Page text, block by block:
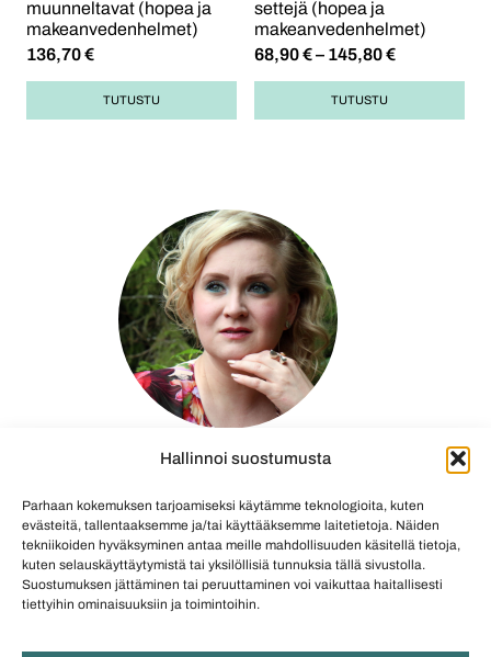
Hallinnoi suostumusta
Parhaan kokemuksen tarjoamiseksi käytämme teknologioita, kuten
evästeitä, tallentaaksemme ja/tai käyttääksemme laitetietoja. Näiden
tekniikoiden hyväksyminen antaa meille mahdollisuuden käsitellä tietoja,
kuten selauskäyttäytymistä tai yksilöllisiä tunnuksia tällä sivustolla.
Suostumuksen jättäminen tai peruuttaminen voi vaikuttaa haitallisesti
tiettyihin ominaisuuksiin ja toimintoihin.
muunneltavat (hopea ja
makeanvedenhelmet)
136,70€
TUTUSTU
settejä (hopea ja
makeanvedenhelmet)
68,90€– 145,80€
TUTUSTU
Johanna Lundán
jonka rakkaus kotimaisiin koruihin on synnyttänyt
myös Vuoden koru -kilpailun. Johanna on toiminut
yrittäjänä vuodesta 2005 ja aktiivisena vaikuttajana
nuorkauppakamarissa vuodesta 2003 lähtien.